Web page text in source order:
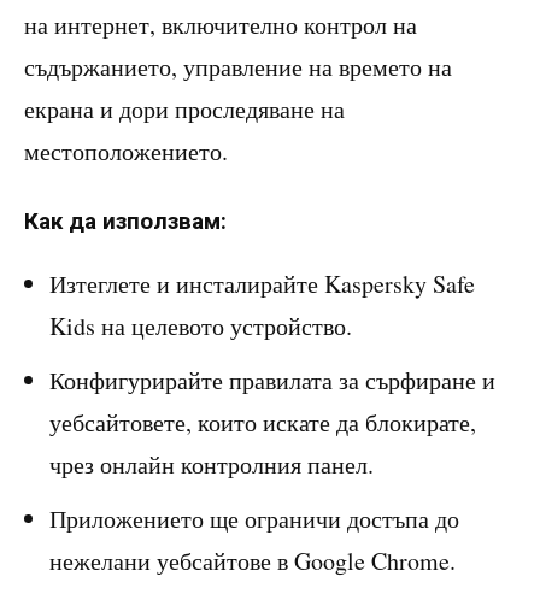
на интернет, включително контрол на
съдържанието, управление на времето на
екрана и дори проследяване на
местоположението.
Как да използвам:
Изтеглете и инсталирайте Kaspersky Safe
Kids на целевото устройство.
Конфигурирайте правилата за сърфиране и
уебсайтовете, които искате да блокирате,
чрез онлайн контролния панел.
Приложението ще ограничи достъпа до
нежелани уебсайтове в Google Chrome.